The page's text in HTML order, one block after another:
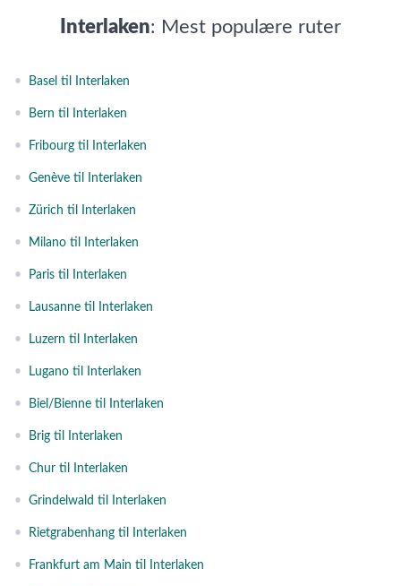
Interlaken: Mest populære ruter
• Basel til Interlaken
• Bern til Interlaken
• Fribourg til Interlaken
• Genève til Interlaken
• Zürich til Interlaken
• Milano til Interlaken
• Paris til Interlaken
• Lausanne til Interlaken
• Luzern til Interlaken
• Lugano til Interlaken
• Biel/Bienne til Interlaken
• Brig til Interlaken
• Chur til Interlaken
• Grindelwald til Interlaken
• Rietgrabenhang til Interlaken
• Frankfurt am Main til Interlaken